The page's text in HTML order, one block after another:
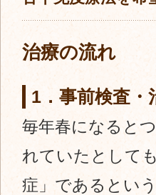
治療の流れ
1．事前検査・
毎年春になると
れていたとして
症」であるとい